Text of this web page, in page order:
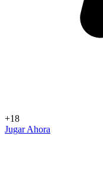
+18
Jugar Ahora